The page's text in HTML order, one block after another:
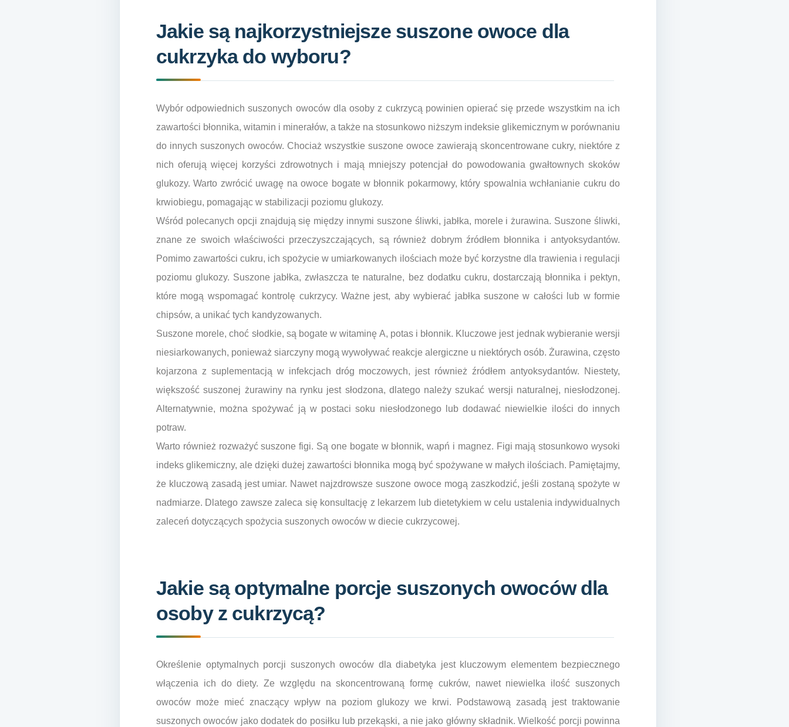
Jakie są najkorzystniejsze suszone owoce dla
cukrzyka do wyboru?
Wybór odpowiednich suszonych owoców dla osoby z cukrzycą powinien opierać się przede wszystkim na ich
zawartości błonnika, witamin i minerałów, a także na stosunkowo niższym indeksie glikemicznym w porównaniu
do innych suszonych owoców. Chociaż wszystkie suszone owoce zawierają skoncentrowane cukry, niektóre z
nich oferują więcej korzyści zdrowotnych i mają mniejszy potencjał do powodowania gwałtownych skoków
glukozy. Warto zwrócić uwagę na owoce bogate w błonnik pokarmowy, który spowalnia wchłanianie cukru do
krwiobiegu, pomagając w stabilizacji poziomu glukozy.
Wśród polecanych opcji znajdują się między innymi suszone śliwki, jabłka, morele i żurawina. Suszone śliwki,
znane ze swoich właściwości przeczyszczających, są również dobrym źródłem błonnika i antyoksydantów.
Pomimo zawartości cukru, ich spożycie w umiarkowanych ilościach może być korzystne dla trawienia i regulacji
poziomu glukozy. Suszone jabłka, zwłaszcza te naturalne, bez dodatku cukru, dostarczają błonnika i pektyn,
które mogą wspomagać kontrolę cukrzycy. Ważne jest, aby wybierać jabłka suszone w całości lub w formie
chipsów, a unikać tych kandyzowanych.
Suszone morele, choć słodkie, są bogate w witaminę A, potas i błonnik. Kluczowe jest jednak wybieranie wersji
niesiarkowanych, ponieważ siarczyny mogą wywoływać reakcje alergiczne u niektórych osób. Żurawina, często
kojarzona z suplementacją w infekcjach dróg moczowych, jest również źródłem antyoksydantów. Niestety,
większość suszonej żurawiny na rynku jest słodzona, dlatego należy szukać wersji naturalnej, niesłodzonej.
Alternatywnie, można spożywać ją w postaci soku niesłodzonego lub dodawać niewielkie ilości do innych
potraw.
Warto również rozważyć suszone figi. Są one bogate w błonnik, wapń i magnez. Figi mają stosunkowo wysoki
indeks glikemiczny, ale dzięki dużej zawartości błonnika mogą być spożywane w małych ilościach. Pamiętajmy,
że kluczową zasadą jest umiar. Nawet najzdrowsze suszone owoce mogą zaszkodzić, jeśli zostaną spożyte w
nadmiarze. Dlatego zawsze zaleca się konsultację z lekarzem lub dietetykiem w celu ustalenia indywidualnych
zaleceń dotyczących spożycia suszonych owoców w diecie cukrzycowej.
Jakie są optymalne porcje suszonych owoców dla
osoby z cukrzycą?
Określenie optymalnych porcji suszonych owoców dla diabetyka jest kluczowym elementem bezpiecznego
włączenia ich do diety. Ze względu na skoncentrowaną formę cukrów, nawet niewielka ilość suszonych
owoców może mieć znaczący wpływ na poziom glukozy we krwi. Podstawową zasadą jest traktowanie
suszonych owoców jako dodatek do posiłku lub przekąski, a nie jako główny składnik. Wielkość porcji powinna